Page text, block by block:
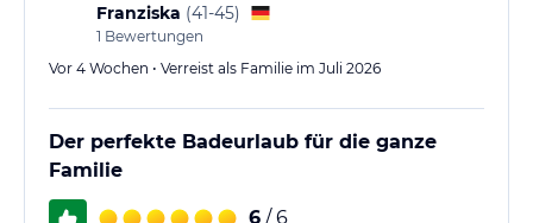
Franziska (41-45)
1 Bewertungen
Vor 4 Wochen • Verreist als Familie im Juli 2026
Der perfekte Badeurlaub für die ganze
Familie
6 / 6